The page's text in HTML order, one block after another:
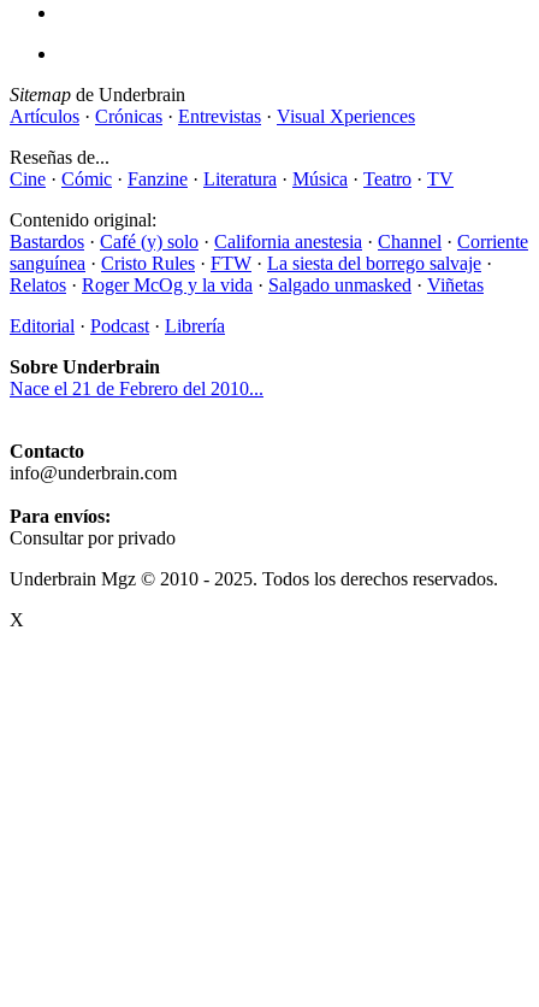
Sitemap de Underbrain
Artículos · Crónicas · Entrevistas · Visual Xperiences
Reseñas de...
Cine · Cómic · Fanzine · Literatura · Música · Teatro · TV
Contenido original:
Bastardos · Café (y) solo · California anestesia · Channel · Corriente
sanguínea · Cristo Rules · FTW · La siesta del borrego salvaje ·
Relatos · Roger McOg y la vida · Salgado unmasked · Viñetas
Editorial · Podcast · Librería
Sobre Underbrain
Nace el 21 de Febrero del 2010...
Contacto
info@underbrain.com
Para envíos:
Consultar por privado
Underbrain Mgz © 2010 - 2025. Todos los derechos reservados.
X